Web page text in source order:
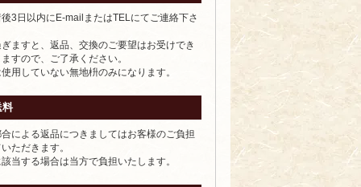
3日以内にE-mailまたはTELにてご連絡下さ
ますと、返品、交換のご要望はお受けでき
すので、ご了承ください。
用していない無地枡のみになります。
料
による返品につきましてはお客様のご負担
ただきます。
当する場合は当方で負担いたします。